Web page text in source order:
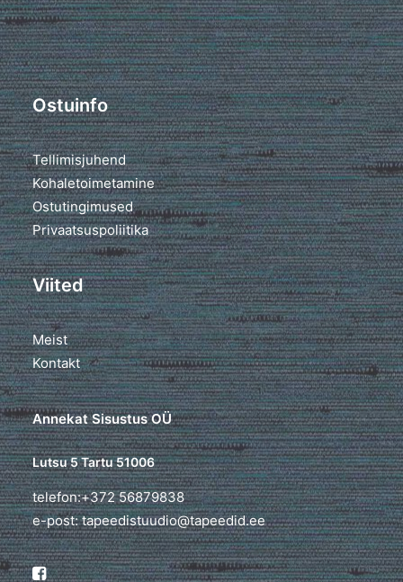
Ostuinfo
Tellimisjuhend
Kohaletoimetamine
Ostutingimused
Privaatsuspoliitika
Viited
Meist
Kontakt
Annekat Sisustus OÜ
Lutsu 5 Tartu 51006
telefon:+372 56879838
e-post: tapeedistuudio@tapeedid.ee